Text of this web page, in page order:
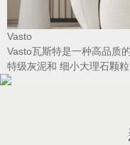
Vasto
Vasto瓦斯特是一种高品质
特级灰泥和 细小大理石颗粒